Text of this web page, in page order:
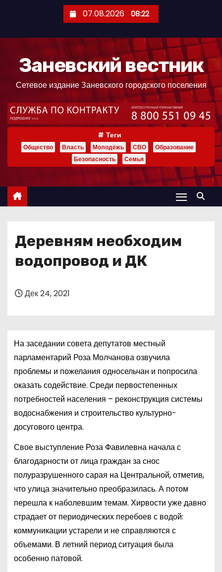
ж
07.08.2026 08:22
Заневский вестник
Сетевое издание Заневского городского поселения
Теги
Общество Власть Молодёжь СВО
Образование
Безопасность
Семья
Деревням необходим
водопровод и ДК
Дек 24, 2021
На заседании совета депутатов местный
парламентарий Роза Молчанова озвучила
проблемы и пожелания односельчан и попросила
оказать содействие. Среди первостепенных
потребностей населения – реконструкция системы
водоснабжения и строительство культурно-
досугового центра.
Свое выступление Роза Фавилевна начала с
благодарности от лица граждан за снос
полуразрушенного сарая на Центральной, отметив,
что улица значительно преобразилась. А потом
перешла к наболевшим темам. Хирвости уже давно
страдает от периодических перебоев с водой:
коммуникации устарели и не справляются с
объемами. В летний период ситуация была
особенно патовой.